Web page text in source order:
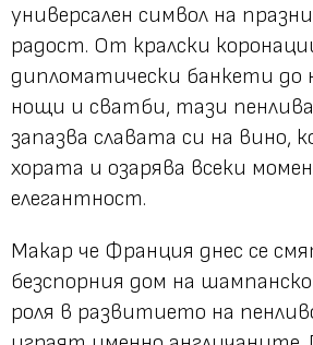
универсален символ на
радост. От кралски
дипломатически банкети до
нощи и сватби, тази
запазва славата си на вино,
хората и озарява всеки
елегантност.
Макар че Франция днес се
безспорния дом на
роля в развитието на